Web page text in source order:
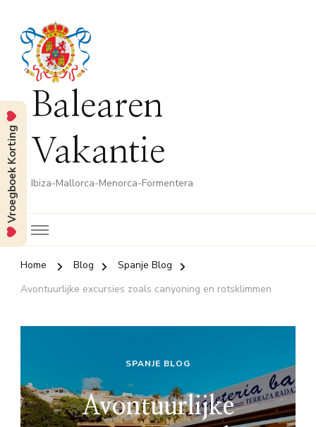
Balearen
Vakantie
Ibiza-Mallorca-Menorca-Formentera
Home Blog
Spanje Blog
Avontuurlijke excursies zoals canyoning en rotsklimmen
SPANJE BLOG
Avontuurlijke
Vroegboek Korting